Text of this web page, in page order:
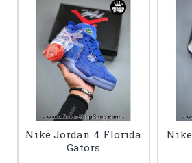
Nike Jordan 4 Florida
Gators